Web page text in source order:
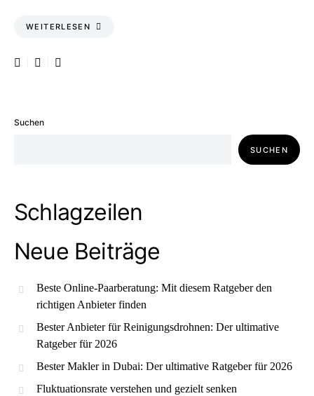
WEITERLESEN
Suchen
SUCHEN
Schlagzeilen
Neue Beiträge
Beste Online-Paarberatung: Mit diesem Ratgeber den
richtigen Anbieter finden
Bester Anbieter für Reinigungsdrohnen: Der ultimative
Ratgeber für 2026
Bester Makler in Dubai: Der ultimative Ratgeber für 2026
Fluktuationsrate verstehen und gezielt senken